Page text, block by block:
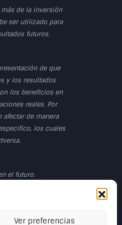
Ver preferencias
de la inversión
ser utilizado para
futuros.
de que
y los resultados
los beneficios en
reales. Por
de manera
los cuales
el futuro.
considerarse